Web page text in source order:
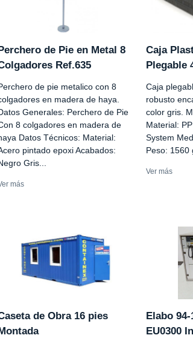
Perchero de Pie en Metal 8
Ref.635
de pie metalico con 8
en madera de haya.
Generales: Perchero de Pie
8 colgadores en madera de
Datos Técnicos: Material:
pintado epoxi Acabados:
Gris...
más
Caja
Plegable
Caja
robusto
color gris.
Material:
System
Peso: 1560
Ver más
de Obra 16 pies
Montada
Elabo
EU0300